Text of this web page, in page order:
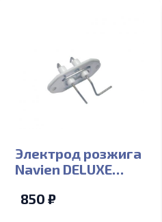
Электрод розжига
Navien DELUXE
(NGB350/351/352/300)
850 ₽